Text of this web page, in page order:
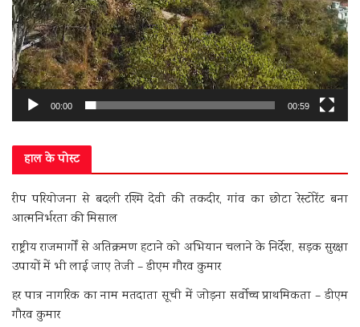
00:00 00:59
हाल के पोस्ट
रीप परियोजना से बदली रश्मि देवी की तकदीर, गांव का छोटा रेस्टोरेंट बना
आत्मनिर्भरता की मिसाल
राष्ट्रीय राजमार्गों से अतिक्रमण हटाने को अभियान चलाने के निर्देश, सड़क सुरक्षा
उपायों में भी लाई जाए तेजी – डीएम गौरव कुमार
हर पात्र नागरिक का नाम मतदाता सूची में जोड़ना सर्वोच्च प्राथमिकता – डीएम
गौरव कुमार